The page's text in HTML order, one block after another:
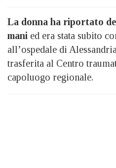
La donna ha riportato
mani ed era stata subito
all’ospedale di
trasferita al Centro
capoluogo regionale.